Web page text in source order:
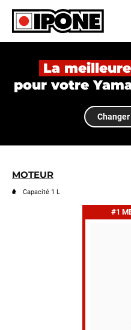
Ipone
HUILES MOTEUR
ENTRETIEN
MAINTENANCE
LIFESTYLE
LA MARQUE
Revendeurs
La
pour votre
MOTEUR
Capacité 1 L
#1